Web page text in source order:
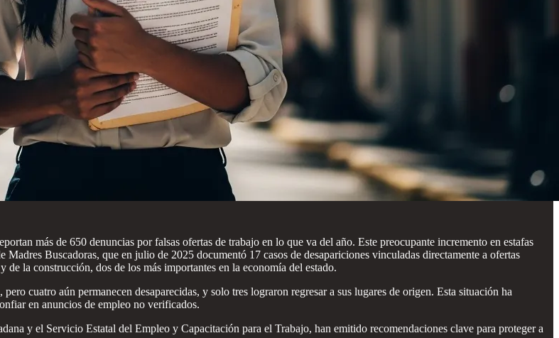
más de 650 denuncias por falsas ofertas de trabajo en lo que va del año. Este preocupante incremento en estafas
Buscadoras, que en julio de 2025 documentó 17 casos de desapariciones vinculadas directamente a ofertas
la construcción, dos de los más importantes en la economía del estado.
cuatro aún permanecen desaparecidas, y solo tres lograron regresar a sus lugares de origen. Esta situación ha
en anuncios de empleo no verificados.
y el Servicio Estatal del Empleo y Capacitación para el Trabajo, han emitido recomendaciones clave para proteger a